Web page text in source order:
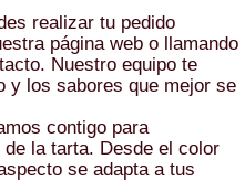
realizar tu pedido
página web o llamando
Nuestro equipo te
y los sabores que mejor se
contigo para
la tarta. Desde el color
se adapta a tus